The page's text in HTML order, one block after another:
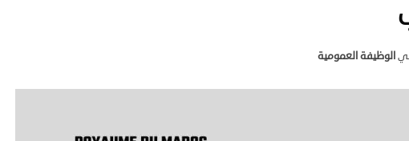
الوظيفة العمومية